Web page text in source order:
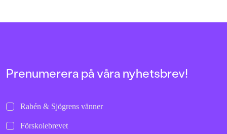
i kul kombination.
Prenumerera på våra nyhetsbrev!
Rabén & Sjögrens vänner
Förskolebrevet